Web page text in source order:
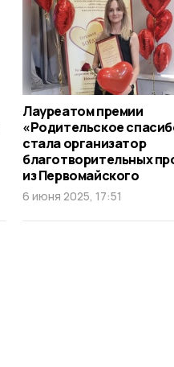
Лауреатом премии
«Родительское
стала организатор
благотворительных
из Первомайского
6 июня 2025, 17:51